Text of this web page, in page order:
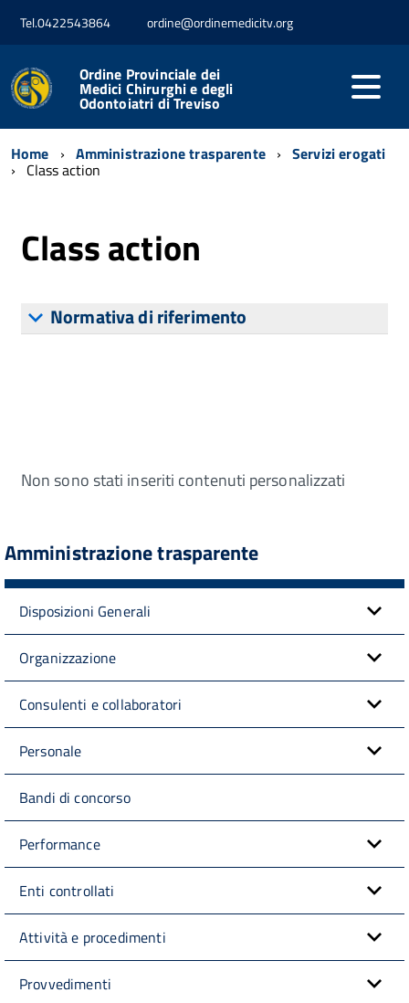
Tel.0422543864 ordine@ordinemedicitv.org
Ordine Provinciale dei
Medici Chirurghi e degli
Odontoiatri di Treviso
Home Amministrazione trasparente Servizi erogati
Class action
Class action
Normativa di riferimento
Non sono stati inseriti contenuti personalizzati
Amministrazione trasparente
Disposizioni Generali
Organizzazione
Consulenti e collaboratori
Personale
Bandi di concorso
Performance
Enti controllati
Attività e procedimenti
Provvedimenti